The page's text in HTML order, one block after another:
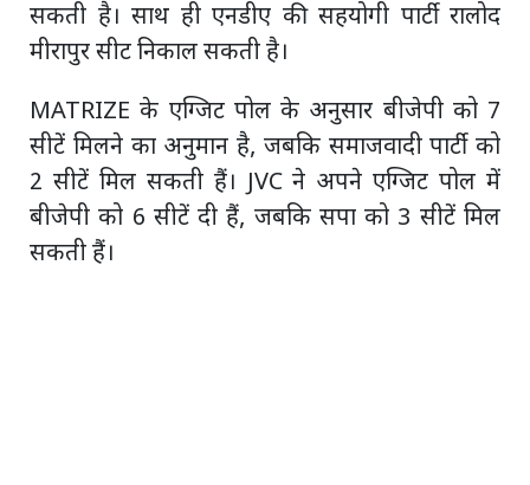
सकती है। साथ ही एनडीए की सहयोगी पार्टी रालोद
मीरापुर सीट निकाल सकती है।
MATRIZE के एग्जिट पोल के अनुसार बीजेपी को 7
सीटें मिलने का अनुमान है, जबकि समाजवादी पार्टी को
2 सीटें मिल सकती हैं। JVC ने अपने एग्जिट पोल में
बीजेपी को 6 सीटें दी हैं, जबकि सपा को 3 सीटें मिल
सकती हैं।